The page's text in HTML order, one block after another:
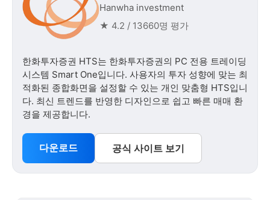
Hanwha investment
★ 4.2 / 13660명 평가
한화투자증권 HTS는 한화투자증권의 PC 전용 트레이딩
시스템 Smart One입니다. 사용자의 투자 성향에 맞는 최
적화된 종합화면을 설정할 수 있는 개인 맞춤형 HTS입니
다. 최신 트렌드를 반영한 디자인으로 쉽고 빠른 매매 환
경을 제공합니다.
다운로드 공식 사이트 보기